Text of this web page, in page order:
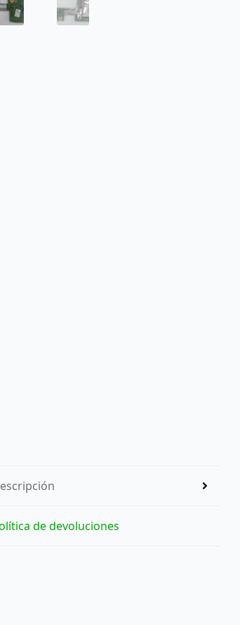
de devoluciones